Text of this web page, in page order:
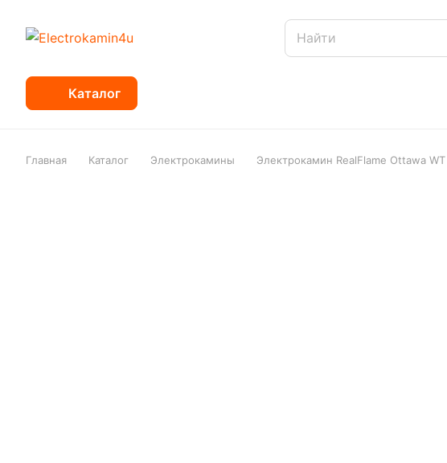
Каталог
Главная Каталог Электрокамины Электрокамин RealFlame Ottawa